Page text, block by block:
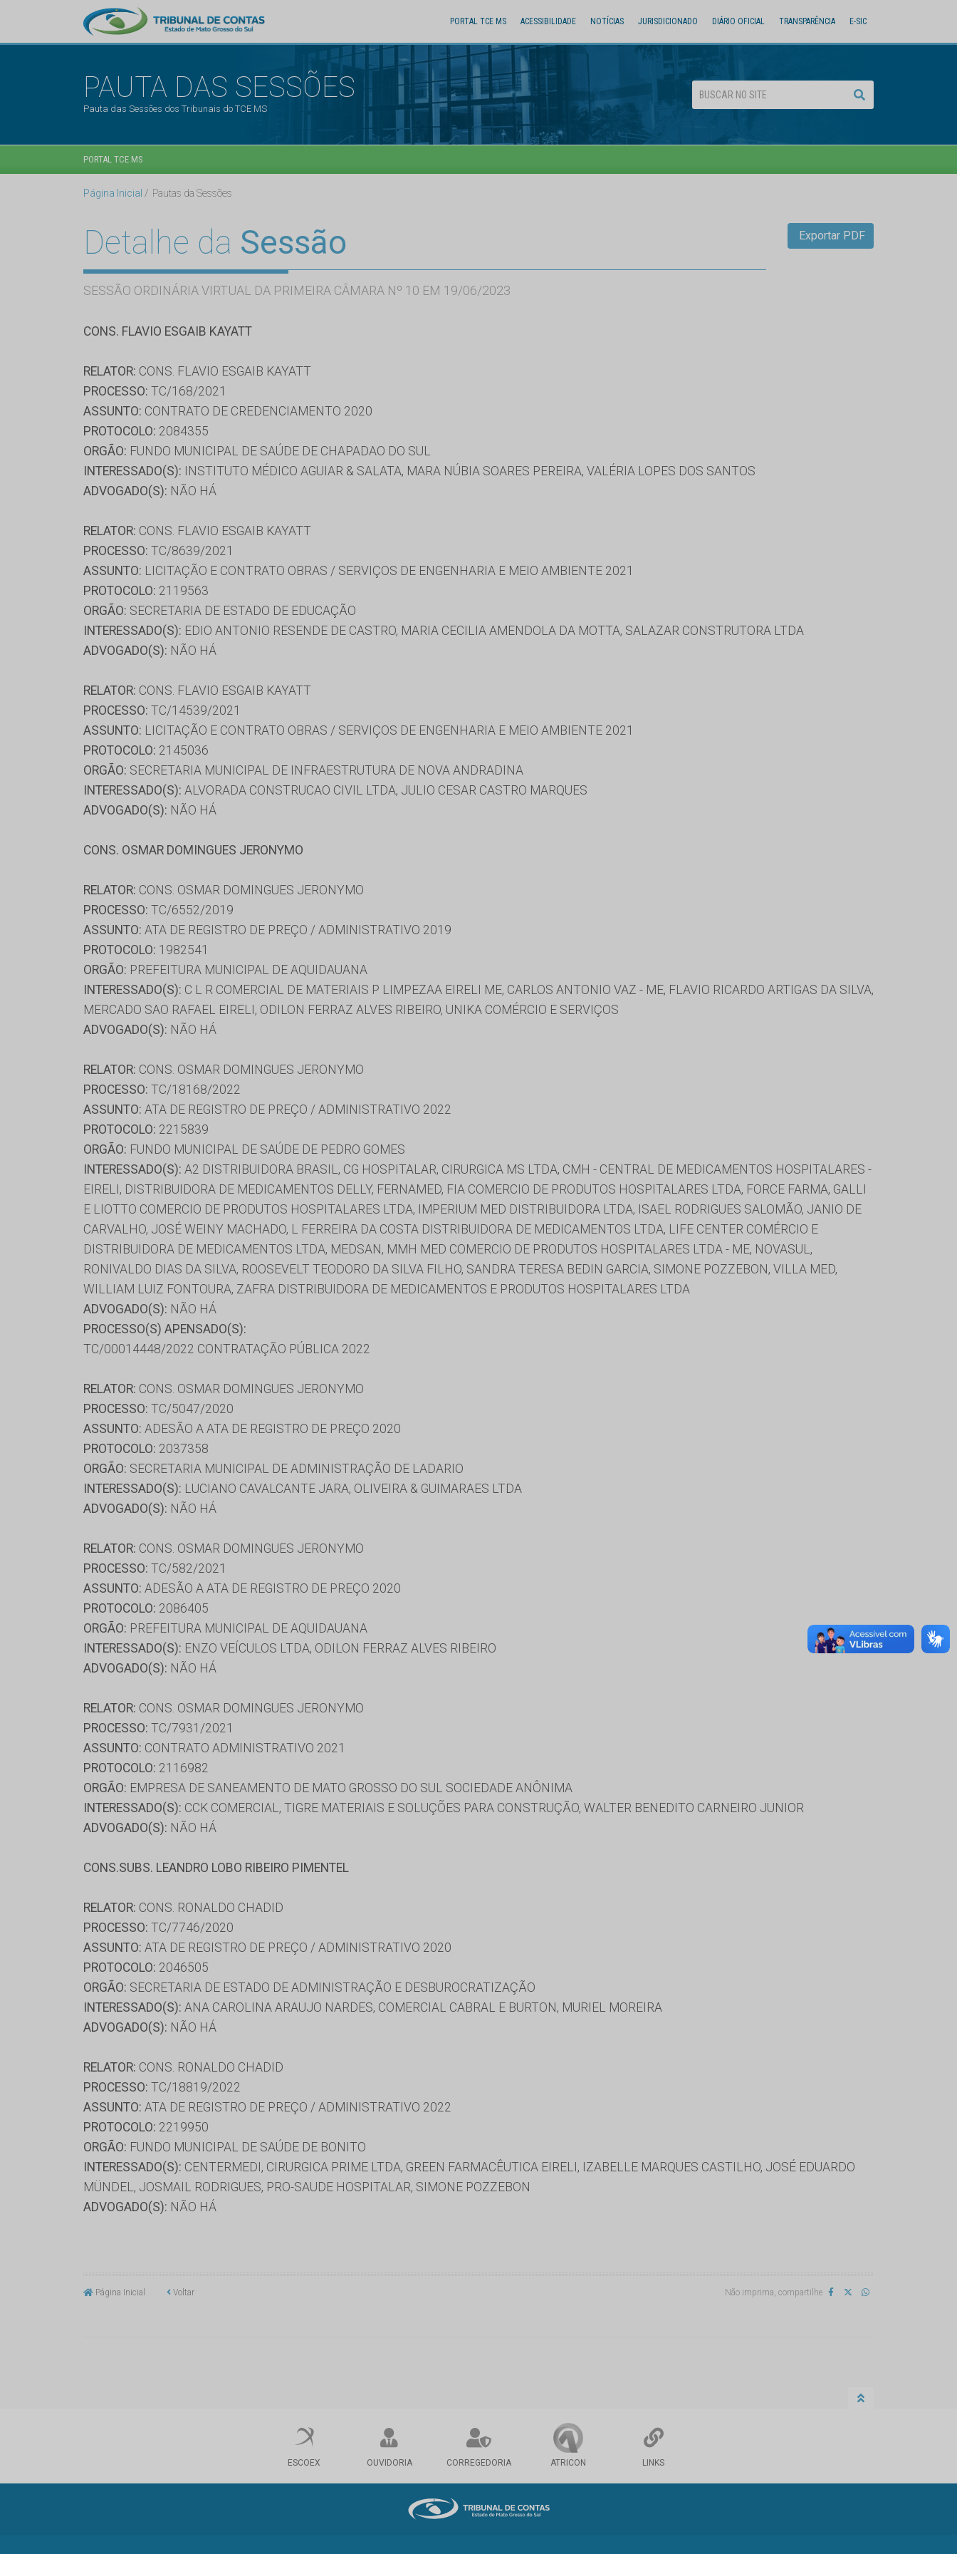
PORTAL TCE MS ACESSIBILIDADE NOTÍCIAS JURISDICIONADO DIÁRIO OFICIAL TRANSPARÊNCIA E-SIC
PAUTA DAS SESSÕES
Pauta das Sessões dos Tribunais do TCE MS
PORTAL TCE MS
Página Inicial Pautas da Sessões
Detalhe da Sessão
SESSÃO ORDINÁRIA VIRTUAL DA PRIMEIRA CÂMARA Nº 10 EM 19/06/2023
Exportar PDF
CONS. FLAVIO ESGAIB KAYATT
RELATOR: CONS. FLAVIO ESGAIB KAYATT
PROCESSO: TC/168/2021
ASSUNTO: CONTRATO DE CREDENCIAMENTO 2020
PROTOCOLO: 2084355
ORGÃO: FUNDO MUNICIPAL DE SAÚDE DE CHAPADAO DO SUL
INTERESSADO(S): INSTITUTO MÉDICO AGUIAR & SALATA, MARA NÚBIA SOARES PEREIRA, VALÉRIA LOPES DOS SANTOS
ADVOGADO(S): NÃO HÁ
RELATOR: CONS. FLAVIO ESGAIB KAYATT
PROCESSO: TC/8639/2021
ASSUNTO: LICITAÇÃO E CONTRATO OBRAS / SERVIÇOS DE ENGENHARIA E MEIO AMBIENTE 2021
PROTOCOLO: 2119563
ORGÃO: SECRETARIA DE ESTADO DE EDUCAÇÃO
INTERESSADO(S): EDIO ANTONIO RESENDE DE CASTRO, MARIA CECILIA AMENDOLA DA MOTTA, SALAZAR CONSTRUTORA LTDA
ADVOGADO(S): NÃO HÁ
RELATOR: CONS. FLAVIO ESGAIB KAYATT
PROCESSO: TC/14539/2021
ASSUNTO: LICITAÇÃO E CONTRATO OBRAS / SERVIÇOS DE ENGENHARIA E MEIO AMBIENTE 2021
PROTOCOLO: 2145036
ORGÃO: SECRETARIA MUNICIPAL DE INFRAESTRUTURA DE NOVA ANDRADINA
INTERESSADO(S): ALVORADA CONSTRUCAO CIVIL LTDA, JULIO CESAR CASTRO MARQUES
ADVOGADO(S): NÃO HÁ
CONS. OSMAR DOMINGUES JERONYMO
RELATOR: CONS. OSMAR DOMINGUES JERONYMO
PROCESSO: TC/6552/2019
ASSUNTO: ATA DE REGISTRO DE PREÇO / ADMINISTRATIVO 2019
PROTOCOLO: 1982541
ORGÃO: PREFEITURA MUNICIPAL DE AQUIDAUANA
INTERESSADO(S): C L R COMERCIAL DE MATERIAIS P LIMPEZAA EIRELI ME, CARLOS ANTONIO VAZ - ME, FLAVIO RICARDO ARTIGAS DA SILVA,
MERCADO SAO RAFAEL EIRELI, ODILON FERRAZ ALVES RIBEIRO, UNIKA COMÉRCIO E SERVIÇOS
ADVOGADO(S): NÃO HÁ
RELATOR: CONS. OSMAR DOMINGUES JERONYMO
PROCESSO: TC/18168/2022
ASSUNTO: ATA DE REGISTRO DE PREÇO / ADMINISTRATIVO 2022
PROTOCOLO: 2215839
ORGÃO: FUNDO MUNICIPAL DE SAÚDE DE PEDRO GOMES
INTERESSADO(S): A2 DISTRIBUIDORA BRASIL, CG HOSPITALAR, CIRURGICA MS LTDA, CMH - CENTRAL DE MEDICAMENTOS HOSPITALARES -
EIRELI, DISTRIBUIDORA DE MEDICAMENTOS DELLY, FERNAMED, FIA COMERCIO DE PRODUTOS HOSPITALARES LTDA, FORCE FARMA, GALLI
E LIOTTO COMERCIO DE PRODUTOS HOSPITALARES LTDA, IMPERIUM MED DISTRIBUIDORA LTDA, ISAEL RODRIGUES SALOMÃO, JANIO DE
CARVALHO, JOSÉ WEINY MACHADO, L FERREIRA DA COSTA DISTRIBUIDORA DE MEDICAMENTOS LTDA, LIFE CENTER COMÉRCIO E
DISTRIBUIDORA DE MEDICAMENTOS LTDA, MEDSAN, MMH MED COMERCIO DE PRODUTOS HOSPITALARES LTDA - ME, NOVASUL,
RONIVALDO DIAS DA SILVA, ROOSEVELT TEODORO DA SILVA FILHO, SANDRA TERESA BEDIN GARCIA, SIMONE POZZEBON, VILLA MED,
WILLIAM LUIZ FONTOURA, ZAFRA DISTRIBUIDORA DE MEDICAMENTOS E PRODUTOS HOSPITALARES LTDA
ADVOGADO(S): NÃO HÁ
PROCESSO(S) APENSADO(S):
TC/00014448/2022 CONTRATAÇÃO PÚBLICA 2022
RELATOR: CONS. OSMAR DOMINGUES JERONYMO
PROCESSO: TC/5047/2020
ASSUNTO: ADESÃO A ATA DE REGISTRO DE PREÇO 2020
PROTOCOLO: 2037358
ORGÃO: SECRETARIA MUNICIPAL DE ADMINISTRAÇÃO DE LADARIO
INTERESSADO(S): LUCIANO CAVALCANTE JARA, OLIVEIRA & GUIMARAES LTDA
ADVOGADO(S): NÃO HÁ
RELATOR: CONS. OSMAR DOMINGUES JERONYMO
PROCESSO: TC/582/2021
ASSUNTO: ADESÃO A ATA DE REGISTRO DE PREÇO 2020
PROTOCOLO: 2086405
ORGÃO: PREFEITURA MUNICIPAL DE AQUIDAUANA
INTERESSADO(S): ENZO VEÍCULOS LTDA, ODILON FERRAZ ALVES RIBEIRO
ADVOGADO(S): NÃO HÁ
RELATOR: CONS. OSMAR DOMINGUES JERONYMO
PROCESSO: TC/7931/2021
ASSUNTO: CONTRATO ADMINISTRATIVO 2021
PROTOCOLO: 2116982
ORGÃO: EMPRESA DE SANEAMENTO DE MATO GROSSO DO SUL SOCIEDADE ANÔNIMA
INTERESSADO(S): CCK COMERCIAL, TIGRE MATERIAIS E SOLUÇÕES PARA CONSTRUÇÃO, WALTER BENEDITO CARNEIRO JUNIOR
ADVOGADO(S): NÃO HÁ
CONS.SUBS. LEANDRO LOBO RIBEIRO PIMENTEL
RELATOR: CONS. RONALDO CHADID
PROCESSO: TC/7746/2020
ASSUNTO: ATA DE REGISTRO DE PREÇO / ADMINISTRATIVO 2020
PROTOCOLO: 2046505
ORGÃO: SECRETARIA DE ESTADO DE ADMINISTRAÇÃO E DESBUROCRATIZAÇÃO
INTERESSADO(S): ANA CAROLINA ARAUJO NARDES, COMERCIAL CABRAL E BURTON, MURIEL MOREIRA
ADVOGADO(S): NÃO HÁ
RELATOR: CONS. RONALDO CHADID
PROCESSO: TC/18819/2022
ASSUNTO: ATA DE REGISTRO DE PREÇO / ADMINISTRATIVO 2022
PROTOCOLO: 2219950
ORGÃO: FUNDO MUNICIPAL DE SAÚDE DE BONITO
INTERESSADO(S): CENTERMEDI, CIRURGICA PRIME LTDA, GREEN FARMACÊUTICA EIRELI, IZABELLE MARQUES CASTILHO, JOSÉ EDUARDO
MÜNDEL, JOSMAIL RODRIGUES, PRO-SAUDE HOSPITALAR, SIMONE POZZEBON
ADVOGADO(S): NÃO HÁ
Página Inicial Voltar Não imprima, compartilhe
ESCOEX OUVIDORIA CORREGEDORIA ATRICON LINKS